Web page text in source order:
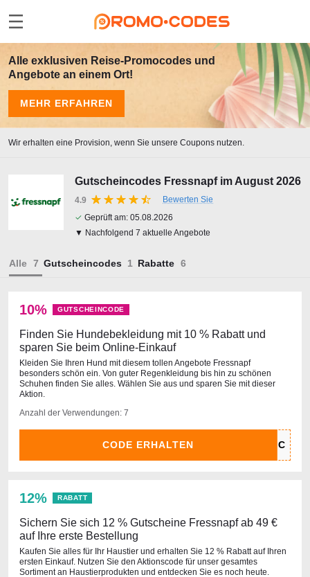
Alle exklusiven Reise-Promocodes und
Angebote an einem Ort!
MEHR ERFAHREN
Wir erhalten eine Provision, wenn Sie unsere Coupons nutzen.
Gutscheincodes Fressnapf im August 2026
4.9
Bewerten Sie
✓ Geprüft am: 05.08.2026
▼ Nachfolgend 7 aktuelle Angebote
Alle Gutscheincodes Rabatte
10% GUTSCHEINCODE
Finden Sie Hundebekleidung mit 10 % Rabatt und
sparen Sie beim Online-Einkauf
Kleiden Sie Ihren Hund mit diesem tollen Angebote Fressnapf
besonders schön ein. Von guter Regenkleidung bis hin zu schönen
Schuhen finden Sie alles. Wählen Sie aus und sparen Sie mit dieser
Aktion.
Anzahl der Verwendungen: 7
CODE ERHALTEN
12% RABATT
Sichern Sie sich 12 % Gutscheine Fressnapf ab 49 €
auf Ihre erste Bestellung
Kaufen Sie alles für Ihr Haustier und erhalten Sie 12 % Rabatt auf Ihren
ersten Einkauf. Nutzen Sie den Aktionscode für unser gesamtes
Sortiment an Haustierprodukten und entdecken Sie es noch heute.